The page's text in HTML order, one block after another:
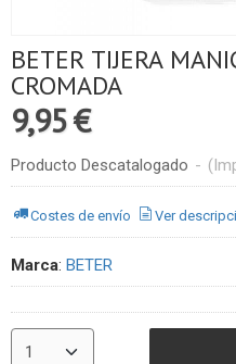
BETER TIJERA
CROMADA
9,95 €
Producto Descatalogado -
Costes de envío Ver
Marca: BETER